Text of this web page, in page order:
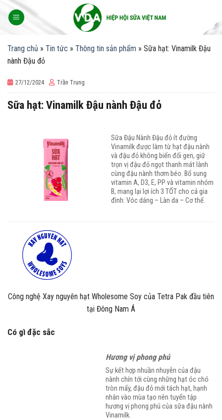
Trang chủ » Tin tức » Thông tin sản phẩm » Sữa hạt: Vinamilk Đậu
nành Đậu đỏ
27/12/2024 Trần Trung
Sữa hạt: Vinamilk Đậu nành Đậu đỏ
Sữa Đậu Nành Đậu đỏ ít đường
Vinamilk được làm từ hạt đậu nành
và đậu đỏ không biến đổi gen, giữ
trọn vị đậu đỏ ngọt thanh mát lành
cùng đậu nành thơm béo. Bổ sung
vitamin A, D3, E, PP và vitamin nhóm
B, mang lại lợi ích 3 TỐT cho cả gia
đình: Vóc dáng – Làn da – Cơ thể.
Công nghệ Xay nguyên hạt Wholesome Soy của Tetra Pak đầu tiên
tại Đông Nam Á
Có gì đặc sắc
Hương vị phong phú
Sự kết hợp nhuần nhuyễn của đậu
nành chín tới cùng những hạt óc chó
tròn mẩy, đậu đỏ mới tách hạt, hạnh
nhân vào mùa tạo nên tuyển tập
hương vị phong phú của sữa đậu nành
Vinamilk.